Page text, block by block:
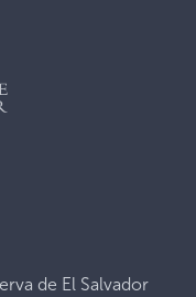
de El Salvador